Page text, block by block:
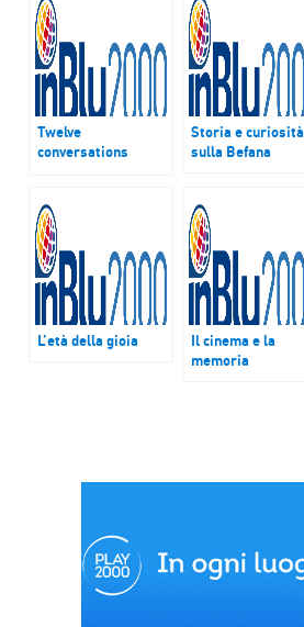
Twelve
conversations
Storia e curiosità
sulla Befana
L’età della gioia
Il cinema e la
memoria